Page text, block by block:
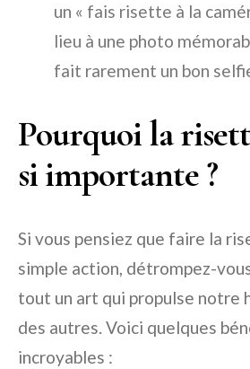
un « fais risette à la
lieu à une photo
fait rarement un bon
Pourquoi la
si importante ?
Si vous pensiez que faire la
simple action, détrompez-
tout un art qui propulse notre
des autres. Voici quelques
incroyables :